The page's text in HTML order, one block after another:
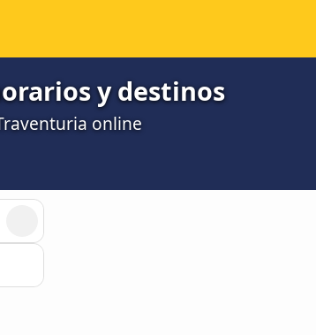
y destinos
online